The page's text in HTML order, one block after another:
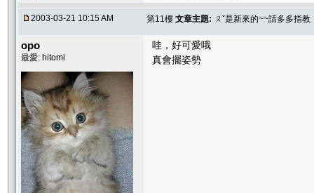
2003-03-21 10:15 AM 第11樓 文章主題: ㄡˇ是新來的~~請多多指教
opo
最愛: hitomi
哇，好可愛哦
真會擺姿勢